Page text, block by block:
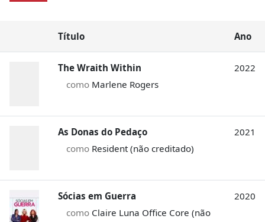
Título Ano
The Wraith Within
como Marlene Rogers
2022
As Donas do Pedaço
como Resident (não creditado)
2021
Sócias em Guerra
como Claire Luna Office Core (não
2020